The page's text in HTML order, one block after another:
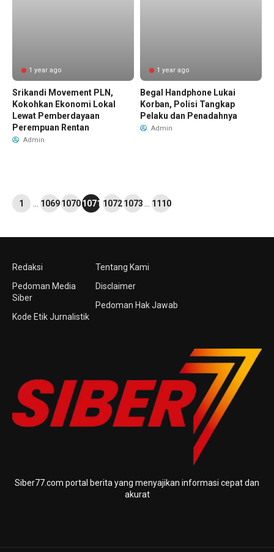
1 year ago
Srikandi Movement PLN,
Kokohkan Ekonomi Lokal
Lewat Pemberdayaan
Perempuan Rentan
Admin
1 year ago
Begal Handphone Lukai
Korban, Polisi Tangkap
Pelaku dan Penadahnya
Admin
1 106910701071 10721073 1110
Redaksi
Pedoman Media
Siber
Kode Etik Jurnalistik
Tentang Kami
Disclaimer
Pedoman Hak Jawab
Siber77.com portal berita yang menyajikan informasi cepat dan
akurat